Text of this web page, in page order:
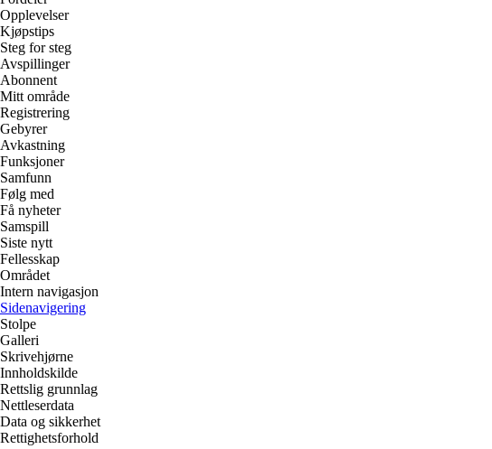
Opplevelser
Kjøpstips
Steg for steg
Avspillinger
Abonnent
Mitt område
Registrering
Gebyrer
Avkastning
Funksjoner
Samfunn
Følg med
Få nyheter
Samspill
Siste nytt
Fellesskap
Området
Intern navigasjon
Sidenavigering
Stolpe
Galleri
Skrivehjørne
Innholdskilde
Rettslig grunnlag
Nettleserdata
Data og sikkerhet
Rettighetsforhold